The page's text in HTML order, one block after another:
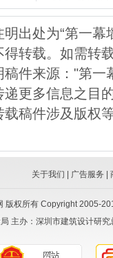
出处为“第一幕
转载。如需转
件来源："第一
更多信息之目
稿件涉及版权
关于我们 广告服务 |
版权所有 Copyright 2005-
主办：深圳市建筑设计研